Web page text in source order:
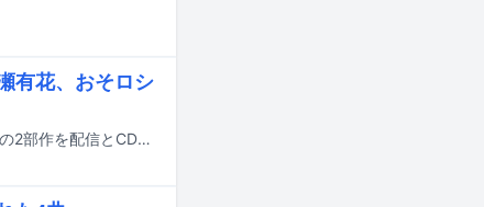
有花、おそロシ
AVYSSが新たなコンピレーションアルバム「INNER SYNC」「HOLLOW HYPE」の2部作を配信とCDでリリースすることを発表した。